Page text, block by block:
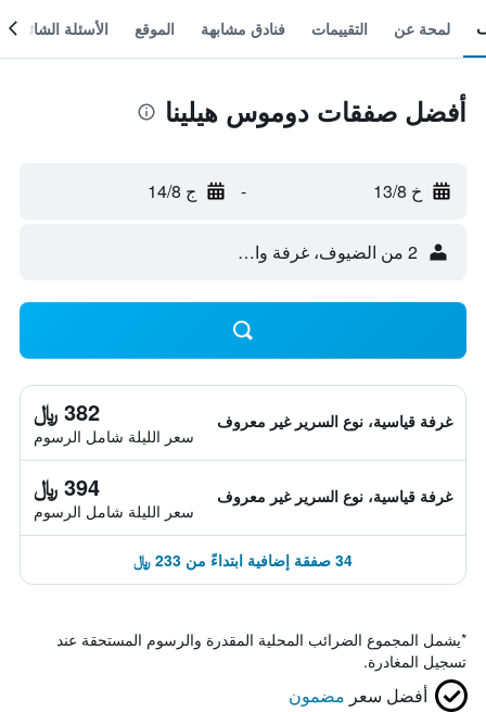
لمحة عن التقييمات فنادق مشابهة الموقع الأسئلة الشائعة
أفضل صفقات دوموس هيلينا
خ 13/8 - ج 14/8
2 من الضيوف، غرفة واحدة
غرفة قياسية، نوع السرير غير معروف 382 ﷼
سعر الليلة شامل الرسوم
غرفة قياسية، نوع السرير غير معروف 394 ﷼
سعر الليلة شامل الرسوم
34 صفقة إضافية ابتداءً من 233 ﷼
*يشمل المجموع الضرائب المحلية المقدرة والرسوم المستحقة عند
تسجيل المغادرة.
أفضل سعر مضمون